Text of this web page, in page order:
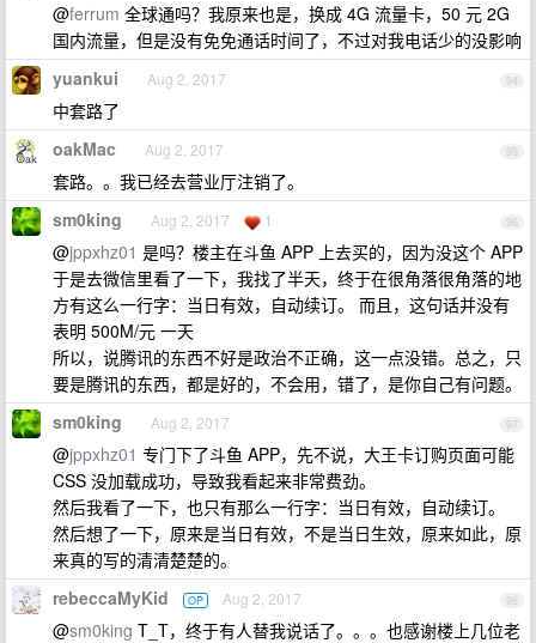
@ferrum 全球通吗？我原来也是，换成 4G 流量卡，50 元 2G
国内流量，但是没有免免通话时间了，不过对我电话少的没影响
94
yuankui Aug 2, 2017
中套路了
95
oakMac Aug 2, 2017
套路。。我已经去营业厅注销了。
96
sm0king Aug 2, 2017 1
@jppxhz01 是吗？楼主在斗鱼 APP 上去买的，因为没这个 APP
于是去微信里看了一下，我找了半天，终于在很角落很角落的地
方有这么一行字：当日有效，自动续订。 而且，这句话并没有
表明 500M/元 一天
所以，说腾讯的东西不好是政治不正确，这一点没错。总之，只
要是腾讯的东西，都是好的，不会用，错了，是你自己有问题。
97
sm0king Aug 2, 2017
@jppxhz01 专门下了斗鱼 APP，先不说，大王卡订购页面可能
CSS 没加载成功，导致我看起来非常费劲。
然后我看了一下，也只有那么一行字：当日有效，自动续订。
然后想了一下，原来是当日有效，不是当日生效，原来如此，原
来真的写的清清楚楚的。
98
rebeccaMyKid OP Aug 2, 2017
@sm0king T_T，终于有人替我说话了。。。也感谢楼上几位老